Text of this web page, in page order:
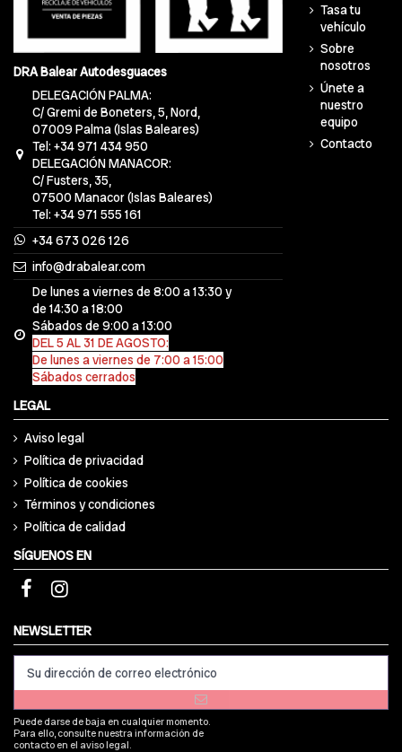
DRA Balear Autodesguaces
DELEGACIÓN PALMA:
C/ Gremi de Boneters, 5, Nord,
07009 Palma (Islas Baleares)
Tel: +34 971 434 950
DELEGACIÓN MANACOR:
C/ Fusters, 35,
07500 Manacor (Islas Baleares)
Tel: +34 971 555 161
+34 673 026 126
info@drabalear.com
De lunes a viernes de 8:00 a 13:30 y
de 14:30 a 18:00
Sábados de 9:00 a 13:00
DEL 5 AL 31 DE AGOSTO:
De lunes a viernes de 7:00 a 15:00
Sábados cerrados
Tasa tu
vehículo
Sobre
nosotros
Únete a
nuestro
equipo
Contacto
LEGAL
Aviso legal
Política de privacidad
Política de cookies
Términos y condiciones
Política de calidad
SÍGUENOS EN
NEWSLETTER
Puede darse de baja en cualquier momento.
Para ello, consulte nuestra información de
contacto en el aviso legal.